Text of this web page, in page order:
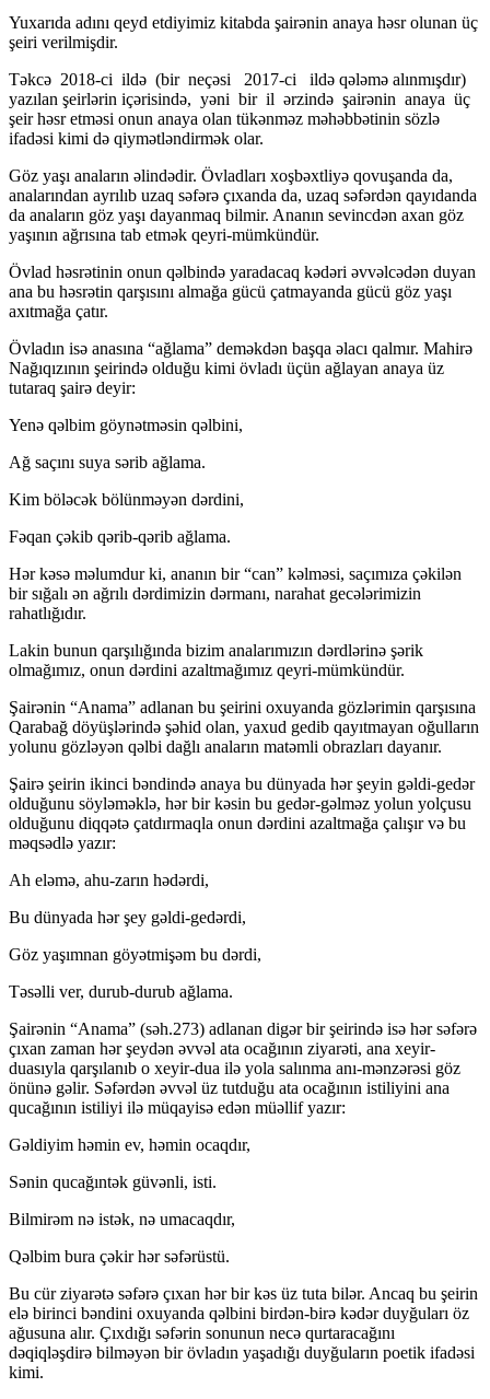
Yuxarıda adını qeyd etdiyimiz kitabda şairənin anaya həsr olunan üç
şeiri verilmişdir.
Təkcə 2018-ci ildə (bir neçəsi 2017-ci ildə qələmə alınmışdır)
yazılan şeirlərin içərisində, yəni bir il ərzində şairənin anaya üç
şeir həsr etməsi onun anaya olan tükənməz məhəbbətinin sözlə
ifadəsi kimi də qiymətləndirmək olar.
Göz yaşı anaların əlindədir. Övladları xoşbəxtliyə qovuşanda da,
analarından ayrılıb uzaq səfərə çıxanda da, uzaq səfərdən qayıdanda
da anaların göz yaşı dayanmaq bilmir. Ananın sevincdən axan göz
yaşının ağrısına tab etmək qeyri-mümkündür.
Övlad həsrətinin onun qəlbində yaradacaq kədəri əvvəlcədən duyan
ana bu həsrətin qarşısını almağa gücü çatmayanda gücü göz yaşı
axıtmağa çatır.
Övladın isə anasına “ağlama” deməkdən başqa əlacı qalmır. Mahirə
Nağıqızının şeirində olduğu kimi övladı üçün ağlayan anaya üz
tutaraq şairə deyir:
Yenə qəlbim göynətməsin qəlbini,
Ağ saçını suya sərib ağlama.
Kim böləcək bölünməyən dərdini,
Fəqan çəkib qərib-qərib ağlama.
Hər kəsə məlumdur ki, ananın bir “can” kəlməsi, saçımıza çəkilən
bir sığalı ən ağrılı dərdimizin dərmanı, narahat gecələrimizin
rahatlığıdır.
Lakin bunun qarşılığında bizim analarımızın dərdlərinə şərik
olmağımız, onun dərdini azaltmağımız qeyri-mümkündür.
Şairənin “Anama” adlanan bu şeirini oxuyanda gözlərimin qarşısına
Qarabağ döyüşlərində şəhid olan, yaxud gedib qayıtmayan oğulların
yolunu gözləyən qəlbi dağlı anaların matəmli obrazları dayanır.
Şairə şeirin ikinci bəndində anaya bu dünyada hər şeyin gəldi-gedər
olduğunu söyləməklə, hər bir kəsin bu gedər-gəlməz yolun yolçusu
olduğunu diqqətə çatdırmaqla onun dərdini azaltmağa çalışır və bu
məqsədlə yazır:
Ah eləmə, ahu-zarın hədərdi,
Bu dünyada hər şey gəldi-gedərdi,
Göz yaşımnan göyətmişəm bu dərdi,
Təsəlli ver, durub-durub ağlama.
Şairənin “Anama” (səh.273) adlanan digər bir şeirində isə hər səfərə
çıxan zaman hər şeydən əvvəl ata ocağının ziyarəti, ana xeyir-
duasıyla qarşılanıb o xeyir-dua ilə yola salınma anı-mənzərəsi göz
önünə gəlir. Səfərdən əvvəl üz tutduğu ata ocağının istiliyini ana
qucağının istiliyi ilə müqayisə edən müəllif yazır:
Gəldiyim həmin ev, həmin ocaqdır,
Sənin qucağıntək güvənli, isti.
Bilmirəm nə istək, nə umacaqdır,
Qəlbim bura çəkir hər səfərüstü.
Bu cür ziyarətə səfərə çıxan hər bir kəs üz tuta bilər. Ancaq bu şeirin
elə birinci bəndini oxuyanda qəlbini birdən-birə kədər duyğuları öz
ağusuna alır. Çıxdığı səfərin sonunun necə qurtaracağını
dəqiqləşdirə bilməyən bir övladın yaşadığı duyğuların poetik ifadəsi
kimi.